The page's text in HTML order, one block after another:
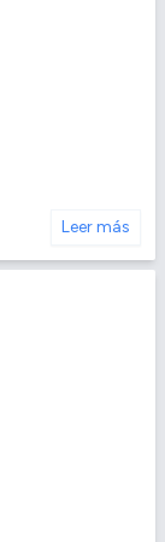
Leer más